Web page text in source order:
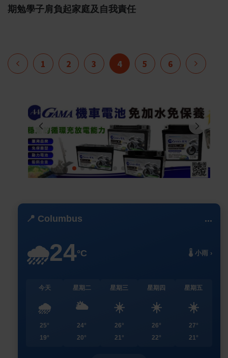
期勉學子肩負起家庭及自我責任
1 2 3 4 5 6
📍 Columbus ...
🌧️24°C 🌡️ 小雨 ›
今天
🌧️
25°
19°
星期二
🌥️
24°
20°
星期三
☀️
26°
21°
星期四
☀️
26°
22°
星期五
☀️
27°
21°